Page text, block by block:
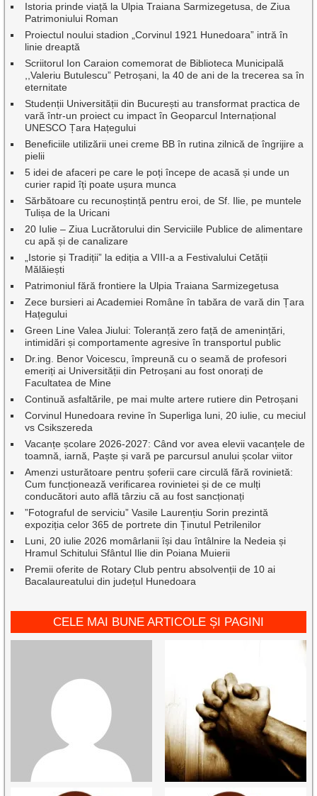
Istoria prinde viață la Ulpia Traiana Sarmizegetusa, de Ziua
Patrimoniului Roman
Proiectul noului stadion „Corvinul 1921 Hunedoara” intră în
linie dreaptă
Scriitorul Ion Caraion comemorat de Biblioteca Municipală
,,Valeriu Butulescu” Petroșani, la 40 de ani de la trecerea sa în
eternitate
Studenții Universității din București au transformat practica de
vară într-un proiect cu impact în Geoparcul Internațional
UNESCO Țara Hațegului
Beneficiile utilizării unei creme BB în rutina zilnică de îngrijire a
pielii
5 idei de afaceri pe care le poți începe de acasă și unde un
curier rapid îți poate ușura munca
Sărbătoare cu recunoștință pentru eroi, de Sf. Ilie, pe muntele
Tulișa de la Uricani
20 Iulie – Ziua Lucrătorului din Serviciile Publice de alimentare
cu apă și de canalizare
„Istorie și Tradiții” la ediția a VIII-a a Festivalului Cetății
Mălăiești
Patrimoniul fără frontiere la Ulpia Traiana Sarmizegetusa
Zece bursieri ai Academiei Române în tabăra de vară din Țara
Hațegului
Green Line Valea Jiului: Toleranță zero față de amenințări,
intimidări și comportamente agresive în transportul public
Dr.ing. Benor Voicescu, împreună cu o seamă de profesori
emeriți ai Universității din Petroșani au fost onorați de
Facultatea de Mine
Continuă asfaltările, pe mai multe artere rutiere din Petroșani
Corvinul Hunedoara revine în Superliga luni, 20 iulie, cu meciul
vs Csikszereda
Vacanțe școlare 2026-2027: Când vor avea elevii vacanțele de
toamnă, iarnă, Paște și vară pe parcursul anului școlar viitor
Amenzi usturătoare pentru șoferii care circulă fără rovinietă:
Cum funcționează verificarea rovinietei și de ce mulți
conducători auto află târziu că au fost sancționați
”Fotograful de serviciu” Vasile Laurențiu Sorin prezintă
expoziția celor 365 de portrete din Ținutul Petrilenilor
Luni, 20 iulie 2026 momârlanii își dau întâlnire la Nedeia și
Hramul Schitului Sfântul Ilie din Poiana Muierii
Premii oferite de Rotary Club pentru absolvenții de 10 ai
Bacalaureatului din județul Hunedoara
CELE MAI BUNE ARTICOLE ȘI PAGINI